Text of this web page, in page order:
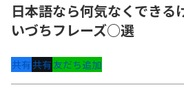
日本語なら何気なくでき
いづちフレーズ○選
共有共有友だち追加